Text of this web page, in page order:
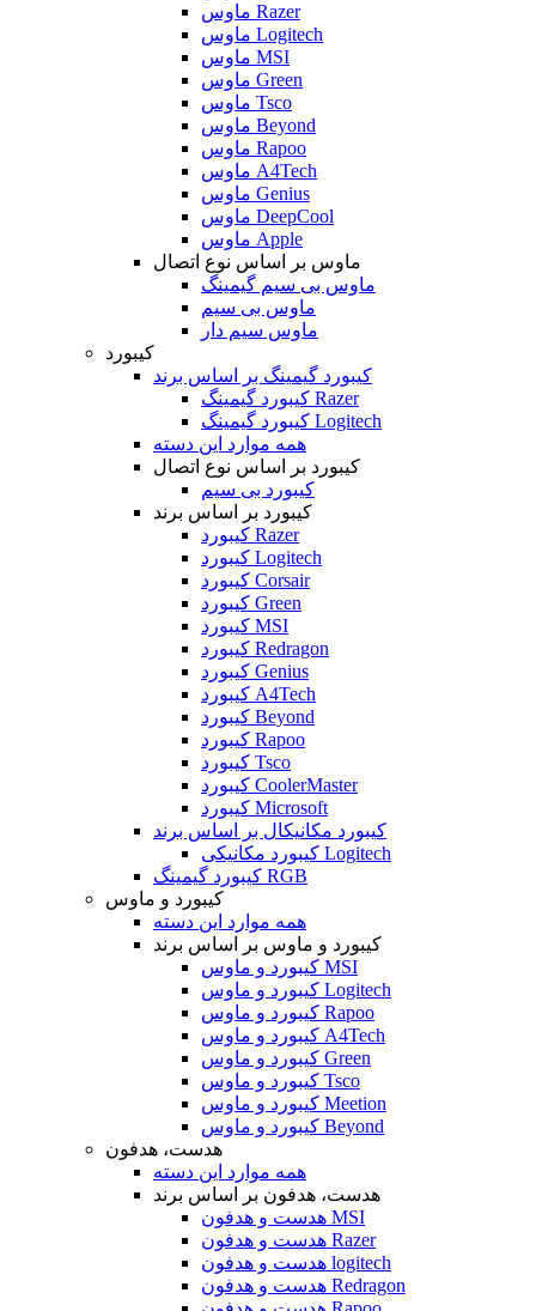
ماوس Razer
ماوس Logitech
ماوس MSI
ماوس Green
ماوس Tsco
ماوس Beyond
ماوس Rapoo
ماوس A4Tech
ماوس Genius
ماوس DeepCool
ماوس Apple
ماوس بر اساس نوع اتصال
ماوس بی سیم گیمینگ
ماوس بی سیم
ماوس سیم دار
کیبورد
کیبورد گیمینگ بر اساس برند
کیبورد گیمینگ Razer
کیبورد گیمینگ Logitech
همه موارد این دسته
کیبورد بر اساس نوع اتصال
کیبورد بی سیم
کیبورد بر اساس برند
کیبورد Razer
کیبورد Logitech
کیبورد Corsair
کیبورد Green
کیبورد MSI
کیبورد Redragon
کیبورد Genius
کیبورد A4Tech
کیبورد Beyond
کیبورد Rapoo
کیبورد Tsco
کیبورد CoolerMaster
کیبورد Microsoft
کیبورد مکانیکال بر اساس برند
کیبورد مکانیکی Logitech
کیبورد گیمینگ RGB
کیبورد و ماوس
همه موارد این دسته
کیبورد و ماوس بر اساس برند
کیبورد و ماوس MSI
کیبورد و ماوس Logitech
کیبورد و ماوس Rapoo
کیبورد و ماوس A4Tech
کیبورد و ماوس Green
کیبورد و ماوس Tsco
کیبورد و ماوس Meetion
کیبورد و ماوس Beyond
هدست، هدفون
همه موارد این دسته
هدست، هدفون بر اساس برند
هدست و هدفون MSI
هدست و هدفون Razer
هدست و هدفون logitech
هدست و هدفون Redragon